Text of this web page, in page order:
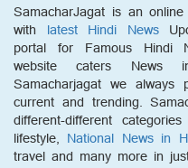
SamacharJagat is an
with latest Hindi News
portal for Famous Hindi
website caters News
Samacharjagat we always
current and trending.
different-different categories
lifestyle, National News in
travel and many more in